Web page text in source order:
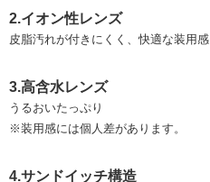
2.イオン性レンズ
皮脂汚れが付きにくく、快適な装用感
3.高含水レンズ
うるおいたっぷり
※装用感には個人差があります。
4.サンドイッチ構造